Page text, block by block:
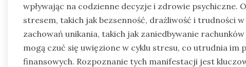
wpływając na codzienne decyzje i zdrowie psychiczne.
stresem, takich jak bezsenność, drażliwość i trudności
zachowań unikania, takich jak zaniedbywanie
mogą czuć się uwięzione w cyklu stresu, co utrudnia im
finansowych. Rozpoznanie tych manifestacji jest